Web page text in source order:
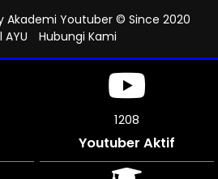
Akademi Youtuber © Since 2020
AYU
Hubungi Kami
1312
Youtuber Aktif